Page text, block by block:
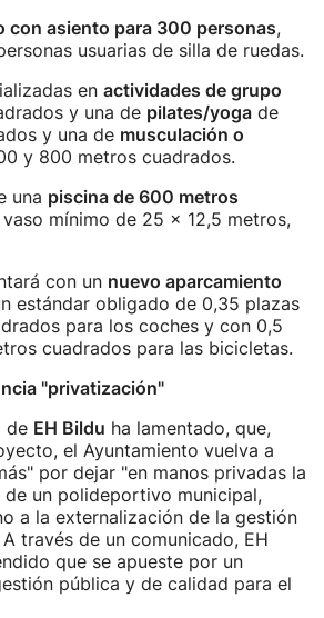
con asiento para 300 personas,
usuarias de silla de ruedas.
en actividades de grupo
y una de pilates/yoga de
y una de musculación o
y 800 metros cuadrados.
una piscina de 600 metros
mínimo de 25 x 12,5 metros,
con un nuevo aparcamiento
estándar obligado de 0,35 plazas
para los coches y con 0,5
cuadrados para las bicicletas.
"privatización"
de EH Bildu ha lamentado, que,
el Ayuntamiento vuelva a
por dejar "en manos privadas la
un polideportivo municipal,
a la externalización de la gestión
través de un comunicado, EH
que se apueste por un
pública y de calidad para el